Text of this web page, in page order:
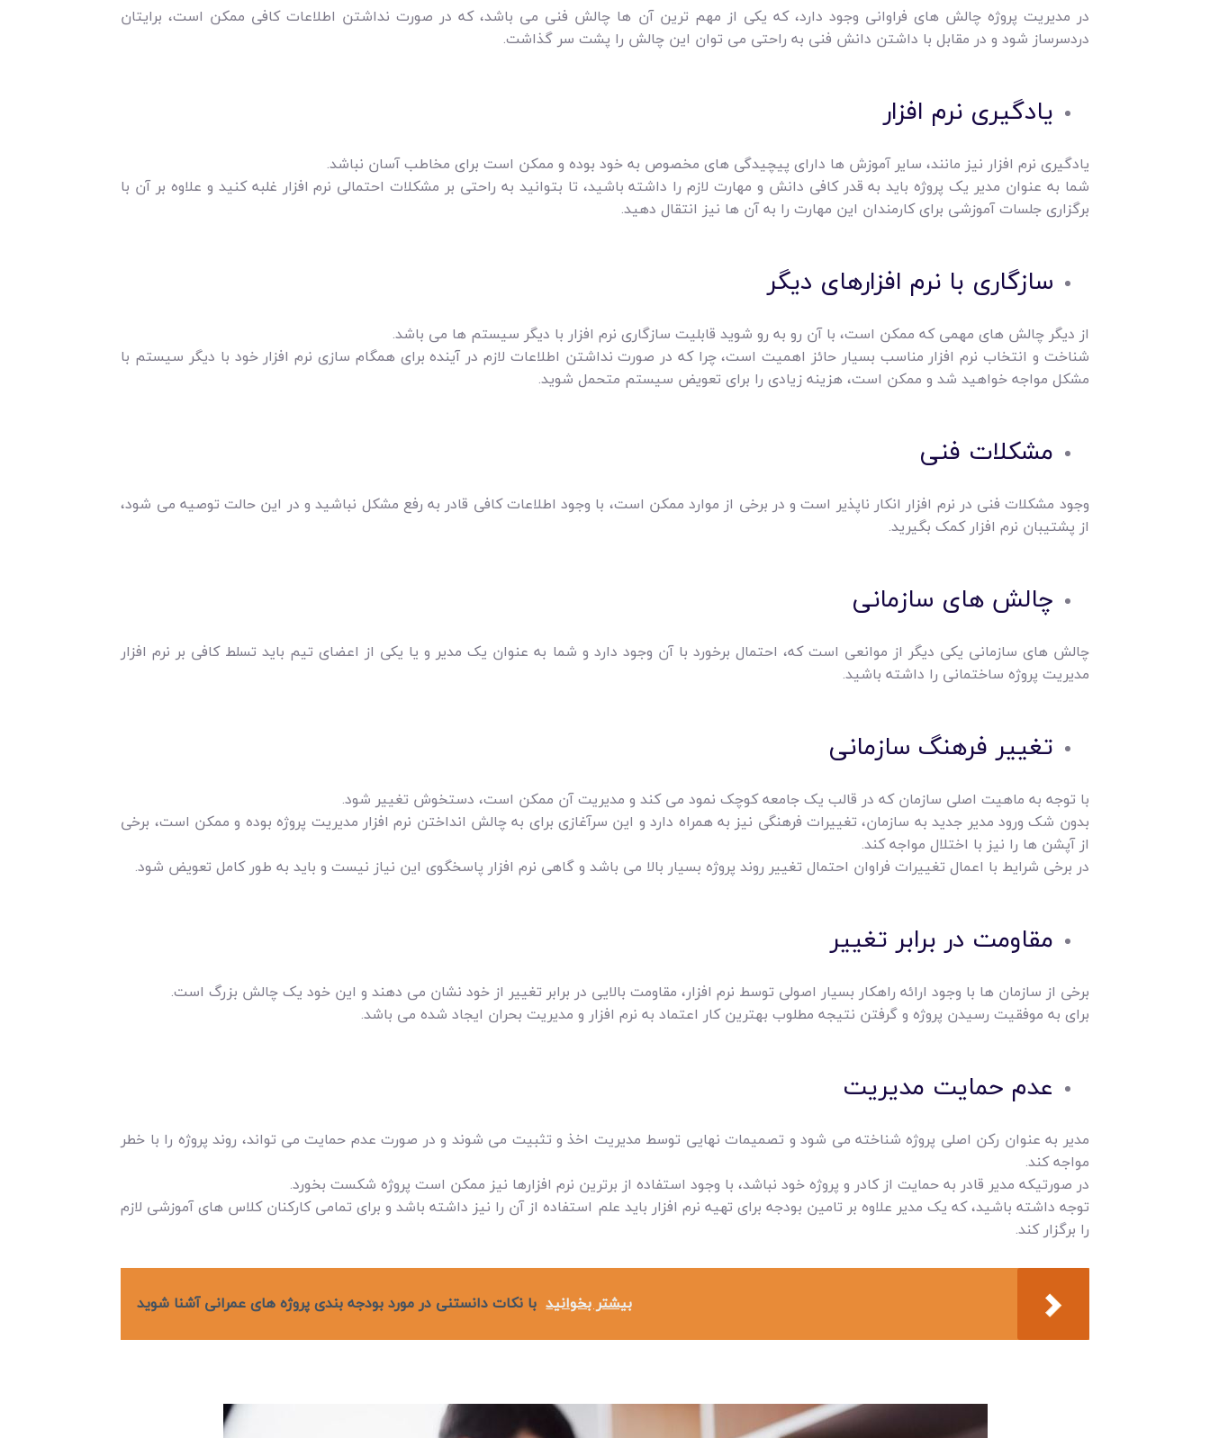
در مدیریت پروژه چالش های فراوانی وجود دارد، که یکی از مهم ترین آن ها چالش فنی می باشد، که در صورت نداشتن اطلاعات کافی ممکن است، برایتان
دردسرساز شود و در مقابل با داشتن دانش فنی به راحتی می توان این چالش را پشت سر گذاشت.
یادگیری نرم افزار
یادگیری نرم افزار نیز مانند، سایر آموزش ها دارای پیچیدگی های مخصوص به خود بوده و ممکن است برای مخاطب آسان نباشد.
شما به عنوان مدیر یک پروژه باید به قدر کافی دانش و مهارت لازم را داشته باشید، تا بتوانید به راحتی بر مشکلات احتمالی نرم افزار غلبه کنید و علاوه بر آن با
برگزاری جلسات آموزشی برای کارمندان این مهارت را به آن ها نیز انتقال دهید.
سازگاری با نرم افزارهای دیگر
از دیگر چالش های مهمی که ممکن است، با آن رو به رو شوید قابلیت سازگاری نرم افزار با دیگر سیستم ها می باشد.
شناخت و انتخاب نرم افزار مناسب بسیار حائز اهمیت است، چرا که در صورت نداشتن اطلاعات لازم در آینده برای همگام سازی نرم افزار خود با دیگر سیستم با
مشکل مواجه خواهید شد و ممکن است، هزینه زیادی را برای تعویض سیستم متحمل شوید.
مشکلات فنی
وجود مشکلات فنی در نرم افزار انکار ناپذیر است و در برخی از موارد ممکن است، با وجود اطلاعات کافی قادر به رفع مشکل نباشید و در این حالت توصیه می شود،
از پشتیبان نرم افزار کمک بگیرید.
چالش ‌های سازمانی
چالش های سازمانی یکی دیگر از موانعی است که، احتمال برخورد با آن وجود دارد و شما به عنوان یک مدیر و یا یکی از اعضای تیم باید تسلط کافی بر نرم افزار
مدیریت پروژه ساختمانی را داشته باشید.
تغییر فرهنگ سازمانی
با توجه به ماهیت اصلی سازمان که در قالب یک جامعه کوچک نمود می کند و مدیریت آن ممکن است، دستخوش تغییر شود.
بدون شک ورود مدیر جدید به سازمان، تغییرات فرهنگی نیز به همراه دارد و این سرآغازی برای به چالش انداختن نرم افزار مدیریت پروژه بوده و ممکن است، برخی
از آپشن ها را نیز با اختلال مواجه کند.
در برخی شرایط با اعمال تغییرات فراوان احتمال تغییر روند پروژه بسیار بالا می باشد و گاهی نرم افزار پاسخگوی این نیاز نیست و باید به طور کامل تعویض شود.
مقاومت در برابر تغییر
برخی از سازمان ها با وجود ارائه راهکار بسیار اصولی توسط نرم افزار، مقاومت بالایی در برابر تغییر از خود نشان می دهند و این خود یک چالش بزرگ است.
برای به موفقیت رسیدن پروژه و گرفتن نتیجه مطلوب بهترین کار اعتماد به نرم افزار و مدیریت بحران ایجاد شده می باشد.
عدم حمایت مدیریت
مدیر به عنوان رکن اصلی پروژه شناخته می شود و تصمیمات نهایی توسط مدیریت اخذ و تثبیت می شوند و در صورت عدم حمایت می تواند، روند پروژه را با خطر
مواجه کند.
در صورتیکه مدیر قادر به حمایت از کادر و پروژه خود نباشد، با وجود استفاده از برترین نرم افزارها نیز ممکن است پروژه شکست بخورد.
توجه داشته باشید، که یک مدیر علاوه بر تامین بودجه برای تهیه نرم افزار باید علم استفاده از آن را نیز داشته باشد و برای تمامی کارکنان کلاس های آموزشی لازم
را برگزار کند.
بیشتر بخوانید با نکات دانستنی در مورد بودجه بندی پروژه های عمرانی آشنا شوید